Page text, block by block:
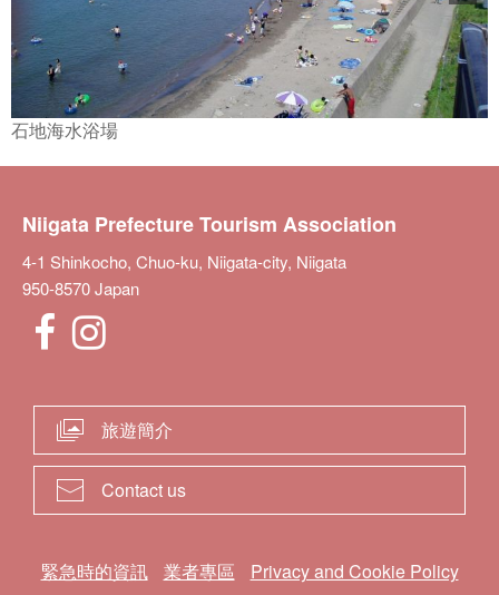
石地海水浴場
Niigata Prefecture Tourism Association
4-1 Shinkocho, Chuo-ku, Niigata-city, Niigata
950-8570 Japan
旅遊簡介
Contact us
緊急時的資訊 業者專區 Privacy and Cookie Policy